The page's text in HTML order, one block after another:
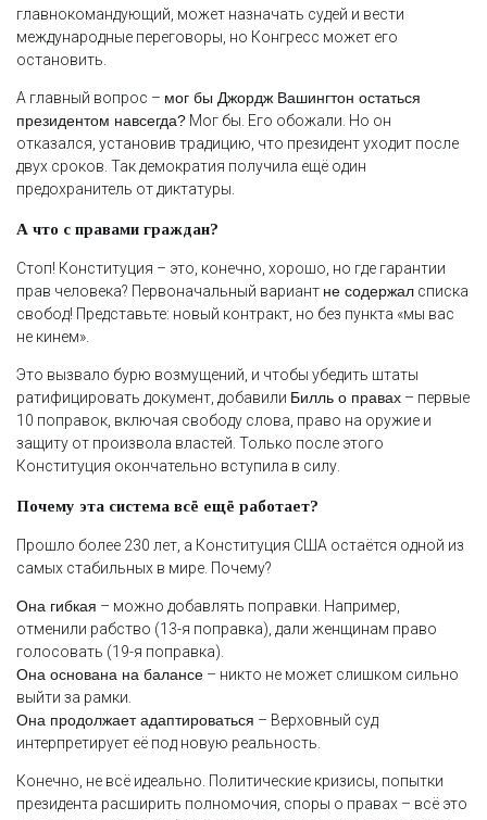
главнокомандующий, может назначать судей и вести
международные переговоры, но Конгресс может его
остановить.
А главный вопрос – мог бы Джордж Вашингтон остаться
президентом навсегда? Мог бы. Его обожали. Но он
отказался, установив традицию, что президент уходит после
двух сроков. Так демократия получила ещё один
предохранитель от диктатуры.
А что с правами граждан?
Стоп! Конституция – это, конечно, хорошо, но где гарантии
прав человека? Первоначальный вариант не содержал списка
свобод! Представьте: новый контракт, но без пункта «мы вас
не кинем».
Это вызвало бурю возмущений, и чтобы убедить штаты
ратифицировать документ, добавили Билль о правах – первые
10 поправок, включая свободу слова, право на оружие и
защиту от произвола властей. Только после этого
Конституция окончательно вступила в силу.
Почему эта система всё ещё работает?
Прошло более 230 лет, а Конституция США остаётся одной из
самых стабильных в мире. Почему?
Она гибкая – можно добавлять поправки. Например,
отменили рабство (13-я поправка), дали женщинам право
голосовать (19-я поправка).
Она основана на балансе – никто не может слишком сильно
выйти за рамки.
Она продолжает адаптироваться – Верховный суд
интерпретирует её под новую реальность.
Конечно, не всё идеально. Политические кризисы, попытки
президента расширить полномочия, споры о правах – всё это